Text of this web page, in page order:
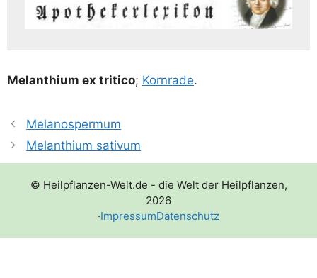
Melan­thi­um ex tri­ti­co; Korn­ra­de.
Melanospermum
Melanthium sativum
© Heilpflanzen-Welt.de - die Welt der Heilpflanzen,
2026
·ImpressumDatenschutz